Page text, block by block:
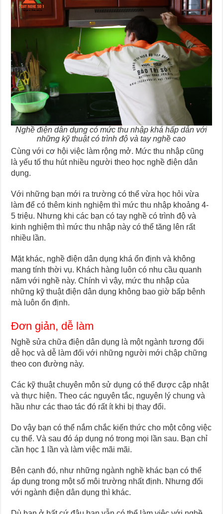
Nghề điện dân dụng có mức thu nhập khá hấp dẫn với
những kỹ thuật có trình độ và tay nghề cao
Cùng với cơ hội việc làm rộng mở. Mức thu nhập cũng
là yếu tố thu hút nhiều người theo học nghề điện dân
dụng.
Với những bạn mới ra trường có thể vừa học hỏi vừa
làm để có thêm kinh nghiệm thì mức thu nhập khoảng 4-
5 triệu. Nhưng khi các bạn có tay nghề có trình độ và
kinh nghiệm thì mức thu nhập này có thể tăng lên rất
nhiều lần.
Mặt khác, nghề điện dân dụng khá ổn định và không
mang tính thời vụ. Khách hàng luôn có nhu cầu quanh
năm với nghề này. Chính vì vậy, mức thu nhập của
những kỹ thuật điện dân dụng không bao giờ bấp bênh
mà luôn ổn định.
Đơn giản, dễ làm
Nghề sửa chữa điện dân dụng là một ngành tương đối
dễ học và dễ làm đối với những người mới chập chững
theo con đường này.
Các kỹ thuật chuyên môn sử dụng có thể được cập nhật
và thực hiện. Theo các nguyên tắc, nguyên lý chung và
hầu như các thao tác đó rất ít khi bị thay đổi.
Do vậy bạn có thể nắm chắc kiến thức cho một công việc
cụ thể. Và sau đó áp dụng nó trong mọi lần sau. Bạn chỉ
cần học 1 lần và làm việc mãi mãi.
Bên cạnh đó, như những ngành nghề khác bạn có thể
áp dụng trong một số môi trường nhất định. Nhưng đối
với ngành điện dân dụng thì khác.